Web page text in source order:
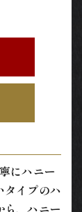
にハニー
タイプのハ
、ハニー